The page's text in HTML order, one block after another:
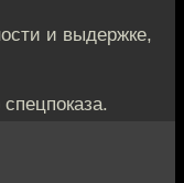
и выдержке,